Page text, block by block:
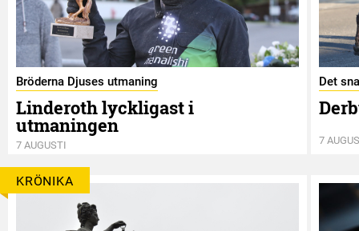
Bröderna Djuses utmaning
Linderoth lyckligast i
utmaningen
7 AUGUSTI
Det
7
KRÖNIKA